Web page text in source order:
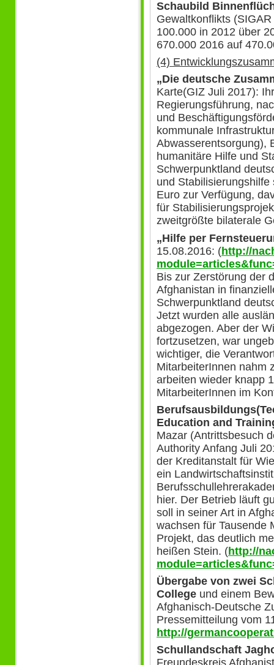
Schaubild
Gewaltkonflikts
100.000 in 2012 über
670.000 2016 auf
(4)
„Die deutsche
Karte(GIZ Juli 2017):
Regierungsführung,
und
kommunale
Abwasserentsorgung),
humanitäre Hilfe und
Schwerpunktland
und
Euro zur Verfügung,
für
zweitgrößte bilaterale
„Hilfe per
15.08.2016: (http://
Bis zur Zerstörung der
Afghanistan in
Schwerpunktland
Jetzt wurden alle
abgezogen. Aber der
fortzusetzen, war
wichtiger, die
MitarbeiterInnen nahm
arbeiten wieder knapp
MitarbeiterInnen im
Education and
Mazar (Antrittsbesuch
Authority Anfang Juli
der Kreditanstalt für
ein
hier. Der Betrieb läuft
soll in seiner Art in
wachsen für Tausende
Projekt, das deutlich
heißen Stein. (http://
Übergabe von zwei
College und einem
Afghanisch-Deutsche
Pressemitteilung vom
http://
Schullandschaft